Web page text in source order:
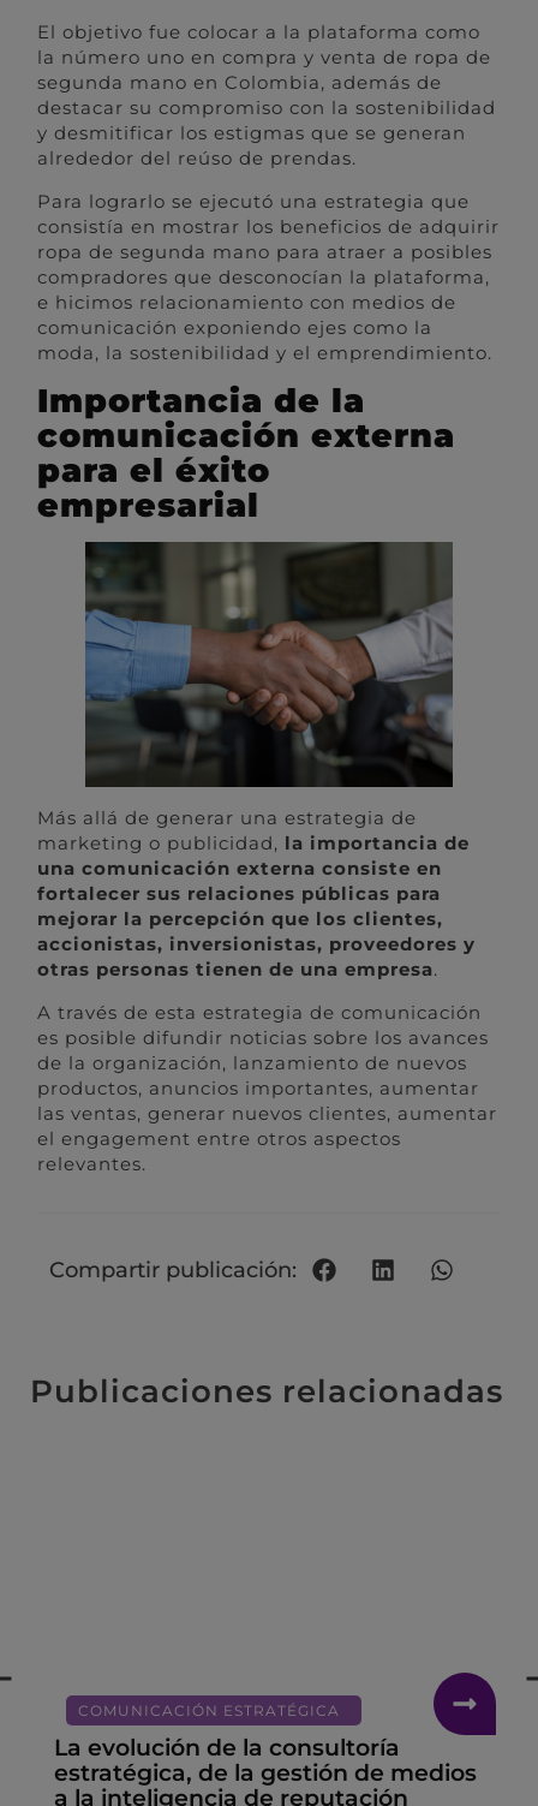
El objetivo fue colocar a la plataforma como
la número uno en compra y venta de ropa de
segunda mano en Colombia, además de
destacar su compromiso con la sostenibilidad
y desmitificar los estigmas que se generan
alrededor del reúso de prendas.
Para lograrlo se ejecutó una estrategia que
consistía en mostrar los beneficios de adquirir
ropa de segunda mano para atraer a posibles
compradores que desconocían la plataforma,
e hicimos relacionamiento con medios de
comunicación exponiendo ejes como la
moda, la sostenibilidad y el emprendimiento.
Importancia de la
comunicación externa
para el éxito
empresarial
Más allá de generar una estrategia de
marketing o publicidad, la importancia de
una comunicación externa consiste en
fortalecer sus relaciones públicas para
mejorar la percepción que los clientes,
accionistas, inversionistas, proveedores y
otras personas tienen de una empresa.
A través de esta estrategia de comunicación
es posible difundir noticias sobre los avances
de la organización, lanzamiento de nuevos
productos, anuncios importantes, aumentar
las ventas, generar nuevos clientes, aumentar
el engagement entre otros aspectos
relevantes.
Compartir publicación:
Publicaciones relacionadas
COMUNICACIÓN ESTRATÉGICA
La evolución de la consultoría
estratégica, de la gestión de medios
a la inteligencia de reputación